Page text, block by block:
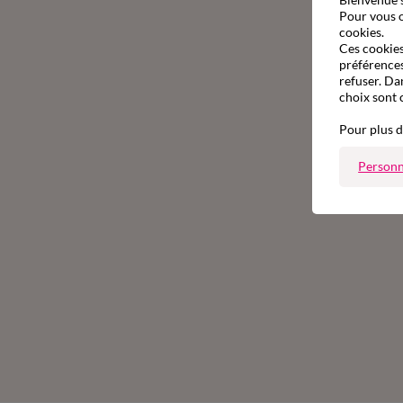
Pour vous
cookies.
Ces
refuser.
choix sont
Pour plus